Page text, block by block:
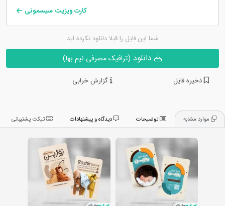
کارت ویزیت سیسمونی
شما این فایل را قبلا دانلود نکرده اید
(ترافیک مصرفی نیم بها)
ذخیره فایل گزارش خرابی
توضیحات تیکت پشتیبانی